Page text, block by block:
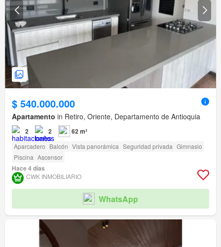
$ 540.000.000
Apartamento in Retiro, Oriente, Departamento de Antioquia
2 2 62 m²
Aparcadero Balcón Vista panorámica Seguridad privada Gimnasio
Piscina Ascensor
Hace 4 días
CWK INMOBILIARIO
WhatsApp